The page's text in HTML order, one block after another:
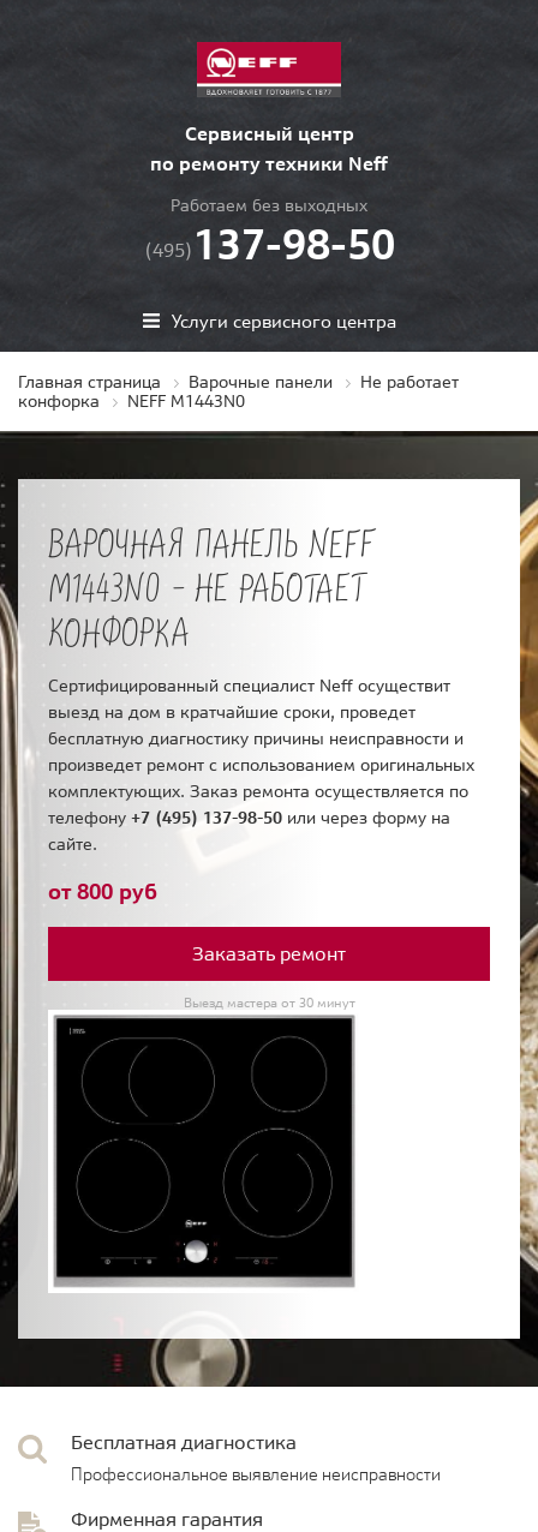
Сервисный центр
по ремонту техники Neff
Работаем без выходных
(495) 137-98-50
Услуги сервисного центра
Главная страница Варочные панели
Не работает
конфорка
NEFF M1443N0
ВАРОЧНАЯ ПАНЕЛЬ NEFF
M1443N0 - НЕ РАБОТАЕТ
КОНФОРКА
Сертифицированный специалист Neff осуществит
выезд на дом в кратчайшие сроки, проведет
бесплатную диагностику причины неисправности и
произведет ремонт с использованием оригинальных
комплектующих. Заказ ремонта осуществляется по
телефону +7 (495) 137-98-50 или через форму на
сайте.
от 800 руб
Заказать ремонт
Выезд мастера от 30 минут
Бесплатная диагностика
Профессиональное выявление неисправности
Фирменная гарантия